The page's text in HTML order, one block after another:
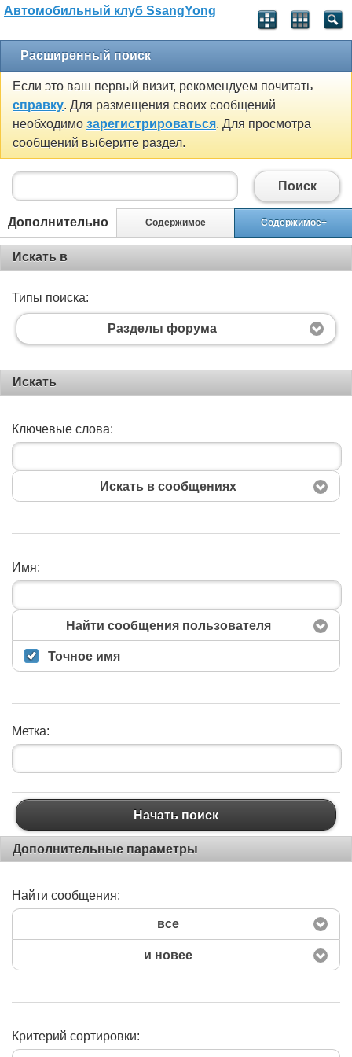
Автомобильный клуб SsangYong
Расширенный поиск
Если это ваш первый визит, рекомендуем почитать
справку. Для размещения своих сообщений
необходимо зарегистрироваться. Для просмотра
сообщений выберите раздел.
Поиск
Дополнительно Содержимое Содержимое+
Искать в
Типы поиска:
Разделы форума
Искать
Ключевые слова:
Искать в сообщениях
Имя:
Найти сообщения пользователя
Точное имя
Метка:
Начать поиск
Дополнительные параметры
Найти сообщения:
все
и новее
Критерий сортировки: